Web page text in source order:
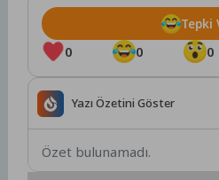
0 0 0
Tepki
Yazı Özetini Göster
Özet bulunamadı.